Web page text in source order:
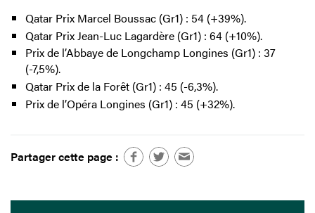
Qatar Prix Marcel Boussac (Gr1) : 54 (+39%).
Qatar Prix Jean-Luc Lagardère (Gr1) : 64 (+10%).
Prix de l’Abbaye de Longchamp Longines (Gr1) : 37
(-7,5%).
Qatar Prix de la Forêt (Gr1) : 45 (-6,3%).
Prix de l’Opéra Longines (Gr1) : 45 (+32%).
Partager cette page :